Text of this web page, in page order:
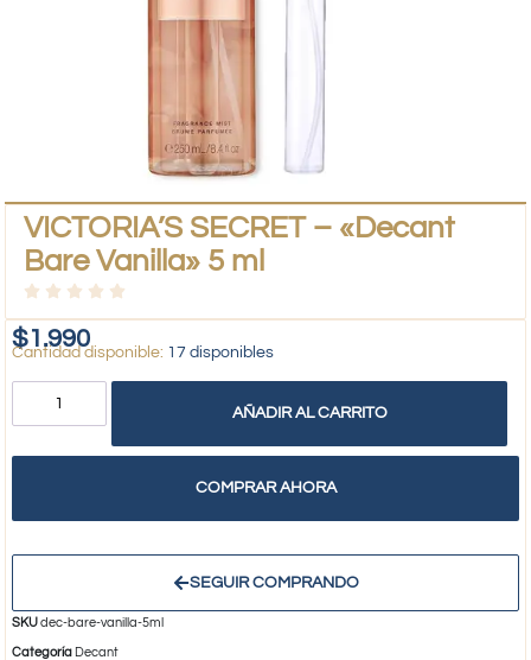
VICTORIA’S SECRET – «Decant
Bare Vanilla» 5 ml
$1.990 17 disponibles
AÑADIR AL CARRITO
COMPRAR AHORA
SEGUIR COMPRANDO
SKUdec-bare-vanilla-5ml
Categoría Decant